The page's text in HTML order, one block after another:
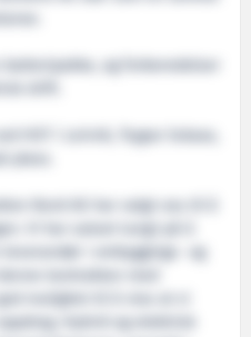
og forberedelser
HST i Leirvik, Trygve Solaas,
Nord AS har valgt oss til å
Vi har satset tungt på å
i ombyggings- og
kontrakten med
mulighet til å vise at vi
Hybrid og elektrisk